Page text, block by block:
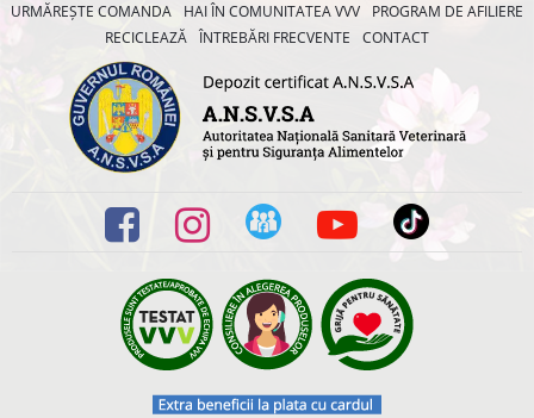
URMĂREȘTE COMANDA
HAI ÎN COMUNITATEA VVV
PROGRAM DE AFILIERE
RECICLEAZĂ ÎNTREBĂRI FRECVENTE CONTACT